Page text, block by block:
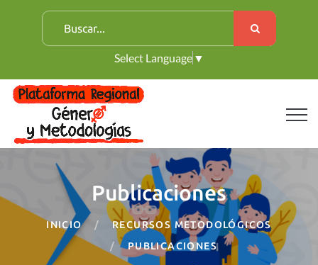
B
u
c
a
r
:
Select Language ▼
Publicaciones
INICIO
RECURSOS METODOLÓGICOS
PUBLICACIONES